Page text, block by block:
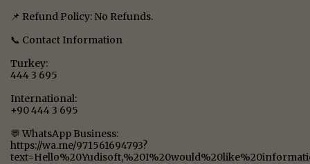
📌 Refund Policy: No Refunds.
📞 Contact Information
Turkey:
444 3 695
International:
+90 444 3 695
💬 WhatsApp Business:
https://wa.me/971561694793?